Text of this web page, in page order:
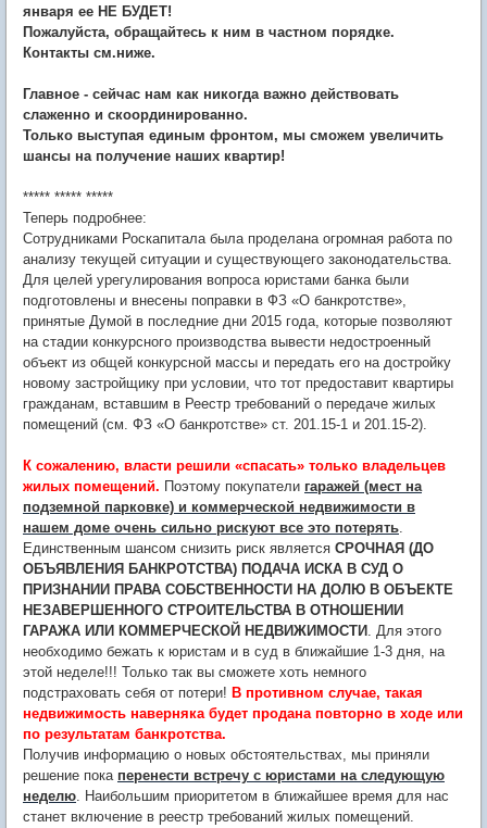
января ее НЕ БУДЕТ!
Пожалуйста, обращайтесь к ним в частном порядке.
Контакты см.ниже.
Главное - сейчас нам как никогда важно действовать
слаженно и скоординированно.
Только выступая единым фронтом, мы сможем увеличить
шансы на получение наших квартир!
***** ***** *****
Теперь подробнее:
Сотрудниками Роскапитала была проделана огромная работа по
анализу текущей ситуации и существующего законодательства.
Для целей урегулирования вопроса юристами банка были
подготовлены и внесены поправки в ФЗ «О банкротстве»,
принятые Думой в последние дни 2015 года, которые позволяют
на стадии конкурсного производства вывести недостроенный
объект из общей конкурсной массы и передать его на достройку
новому застройщику при условии, что тот предоставит квартиры
гражданам, вставшим в Реестр требований о передаче жилых
помещений (см. ФЗ «О банкротстве» ст. 201.15-1 и 201.15-2).
К сожалению, власти решили «спасать» только владельцев
жилых помещений. Поэтому покупатели гаражей (мест на
подземной парковке) и коммерческой недвижимости в
нашем доме очень сильно рискуют все это потерять.
Единственным шансом снизить риск является СРОЧНАЯ (ДО
ОБЪЯВЛЕНИЯ БАНКРОТСТВА) ПОДАЧА ИСКА В СУД О
ПРИЗНАНИИ ПРАВА СОБСТВЕННОСТИ НА ДОЛЮ В ОБЪЕКТЕ
НЕЗАВЕРШЕННОГО СТРОИТЕЛЬСТВА В ОТНОШЕНИИ
ГАРАЖА ИЛИ КОММЕРЧЕСКОЙ НЕДВИЖИМОСТИ . Для этого
необходимо бежать к юристам и в суд в ближайшие 1-3 дня, на
этой неделе!!! Только так вы сможете хоть немного
подстраховать себя от потери! В противном случае, такая
недвижимость наверняка будет продана повторно в ходе или
по результатам банкротства.
Получив информацию о новых обстоятельствах, мы приняли
решение пока перенести встречу с юристами на следующую
неделю. Наибольшим приоритетом в ближайшее время для нас
станет включение в реестр требований жилых помещений.